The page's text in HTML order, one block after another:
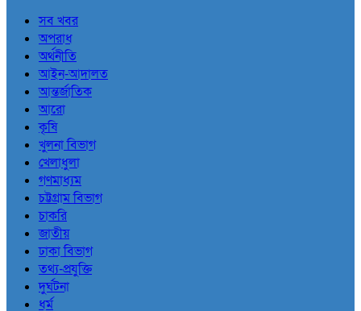
সব খবর
অপরাধ
অর্থনীতি
আইন-আদালত
আন্তর্জাতিক
আরো
কৃষি
খুলনা বিভাগ
খেলাধুলা
গণমাধ্যম
চট্টগ্রাম বিভাগ
চাকরি
জাতীয়
ঢাকা বিভাগ
তথ্য-প্রযুক্তি
দুর্ঘটনা
ধর্ম